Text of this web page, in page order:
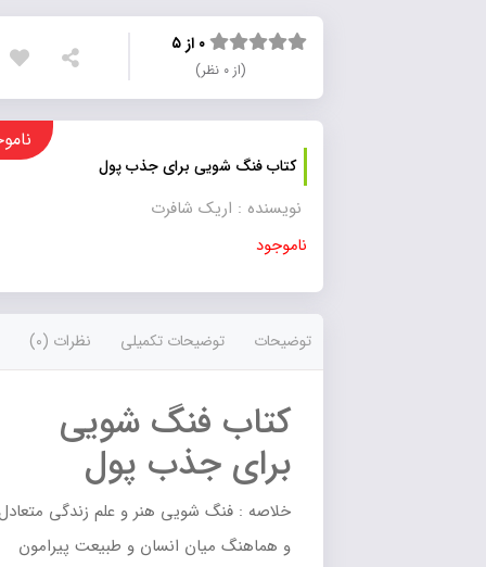
۰ از ۵
کتاب فنگ شویی برای جذب پول
ناموجود
نویسنده : اریک شافرت
توضیحات توضیحات تکمیلی نظرات (0)
کتاب فنگ شویی
برای جذب پول
خلاصه : فنگ شویی هنر و علم زندگی متعادل
و هماهنگ میان انسان و طبیعت پیرامون